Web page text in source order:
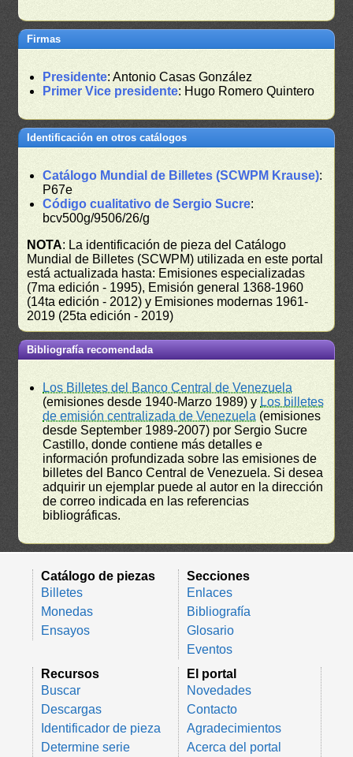
Firmas
Presidente: Antonio Casas González
Primer Vice presidente: Hugo Romero Quintero
Identificación en otros catálogos
Catálogo Mundial de Billetes (SCWPM Krause):
P67e
Código cualitativo de Sergio Sucre:
bcv500g/9506/26/g
NOTA: La identificación de pieza del Catálogo
Mundial de Billetes (SCWPM) utilizada en este portal
está actualizada hasta: Emisiones especializadas
(7ma edición - 1995), Emisión general 1368-1960
(14ta edición - 2012) y Emisiones modernas 1961-
2019 (25ta edición - 2019)
Bibliografía recomendada
Los Billetes del Banco Central de Venezuela
(emisiones desde 1940-Marzo 1989) y Los billetes
de emisión centralizada de Venezuela (emisiones
desde September 1989-2007) por Sergio Sucre
Castillo, donde contiene más detalles e
información profundizada sobre las emisiones de
billetes del Banco Central de Venezuela. Si desea
adquirir un ejemplar puede al autor en la dirección
de correo indicada en las referencias
bibliográficas.
Catálogo de piezas
Billetes
Monedas
Ensayos
Secciones
Enlaces
Bibliografía
Glosario
Eventos
Recursos
Buscar
Descargas
Identificador de pieza
Determine serie
El portal
Novedades
Contacto
Agradecimientos
Acerca del portal